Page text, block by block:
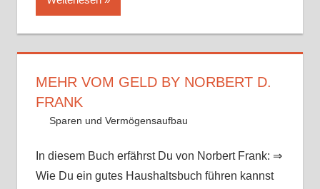
MEHR VOM GELD BY NORBERT D.
FRANK
12. August 2017
Mike
Sparen und Vermögensaufbau
In diesem Buch erfährst Du von Norbert Frank: ⇒
Wie Du ein gutes Haushaltsbuch führen kannst